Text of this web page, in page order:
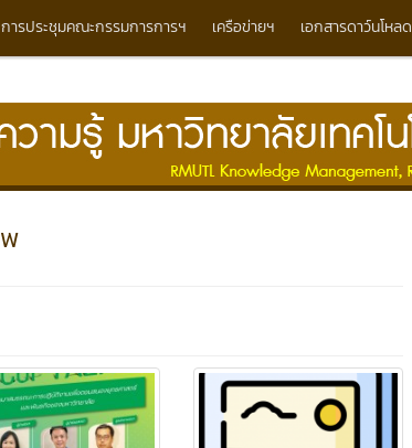
การประชุมคณะกรรมการการฯ เครือข่ายฯ เอกสารดาว์นโหลด